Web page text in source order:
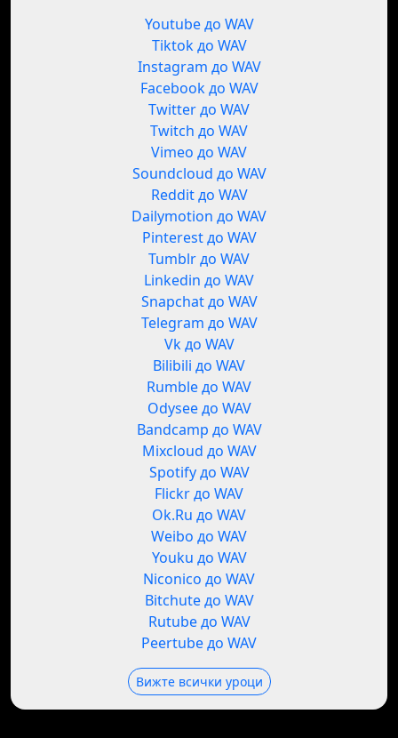
Youtube до WAV
Tiktok до WAV
Instagram до WAV
Facebook до WAV
Twitter до WAV
Twitch до WAV
Vimeo до WAV
Soundcloud до WAV
Reddit до WAV
Dailymotion до WAV
Pinterest до WAV
Tumblr до WAV
Linkedin до WAV
Snapchat до WAV
Telegram до WAV
Vk до WAV
Bilibili до WAV
Rumble до WAV
Odysee до WAV
Bandcamp до WAV
Mixcloud до WAV
Spotify до WAV
Flickr до WAV
Ok.Ru до WAV
Weibo до WAV
Youku до WAV
Niconico до WAV
Bitchute до WAV
Rutube до WAV
Peertube до WAV
Вижте всички уроци